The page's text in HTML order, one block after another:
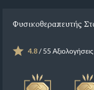
Φυσικοθεραπευτής
4.8/ 55 Αξιολογήσεις